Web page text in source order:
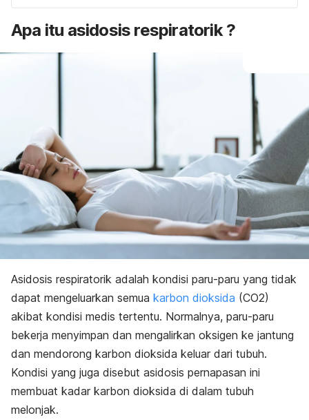
Apa itu asidosis respiratorik ?
Asidosis respiratorik adalah kondisi paru-paru yang tidak
dapat mengeluarkan semua karbon dioksida (CO2)
akibat kondisi medis tertentu. Normalnya, paru-paru
bekerja menyimpan dan mengalirkan oksigen ke jantung
dan mendorong karbon dioksida keluar dari tubuh.
Kondisi yang juga disebut asidosis pernapasan ini
membuat kadar karbon dioksida di dalam tubuh
melonjak.